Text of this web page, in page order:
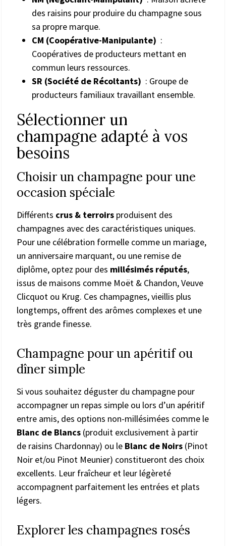
des raisins pour produire du champagne sous
sa propre marque.
CM (Coopérative-Manipulante) :
Coopératives de producteurs mettant en
commun leurs ressources.
SR (Société de Récoltants) : Groupe de
producteurs familiaux travaillant ensemble.
Sélectionner un
champagne adapté à vos
besoins
Choisir un champagne pour une
occasion spéciale
Différents crus & terroirs produisent des
champagnes avec des caractéristiques uniques.
Pour une célébration formelle comme un mariage,
un anniversaire marquant, ou une remise de
diplôme, optez pour des millésimés réputés,
issus de maisons comme Moët & Chandon, Veuve
Clicquot ou Krug. Ces champagnes, vieillis plus
longtemps, offrent des arômes complexes et une
très grande finesse.
Champagne pour un apéritif ou
dîner simple
Si vous souhaitez déguster du champagne pour
accompagner un repas simple ou lors d’un apéritif
entre amis, des options non-millésimées comme le
Blanc de Blancs (produit exclusivement à partir
de raisins Chardonnay) ou le Blanc de Noirs (Pinot
Noir et/ou Pinot Meunier) constitueront des choix
excellents. Leur fraîcheur et leur légèreté
accompagnent parfaitement les entrées et plats
légers.
Explorer les champagnes rosés